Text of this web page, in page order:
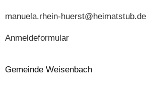
manuela.rhein-huerst@heimatstub.de
Anmeldeformular
Gemeinde Weisenbach